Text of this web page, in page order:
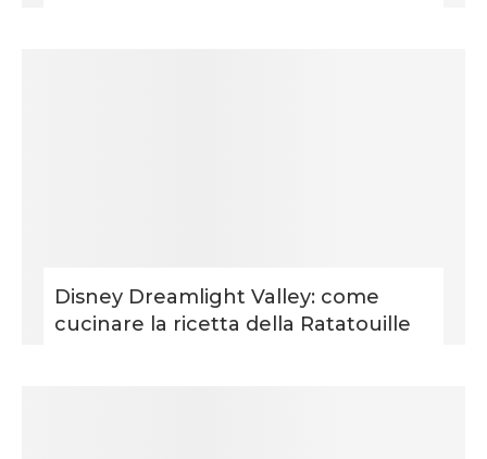
Disney Dreamlight Valley: come
cucinare la ricetta della Ratatouille